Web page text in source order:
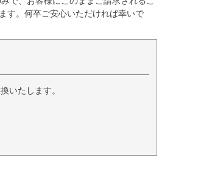
す。何卒ご安心いただければ幸いで
いたします。